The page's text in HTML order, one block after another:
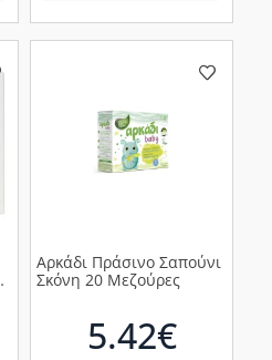
Αρκάδι Πράσινο Σαπούνι
Σκόνη 20 Μεζούρες
5.42€